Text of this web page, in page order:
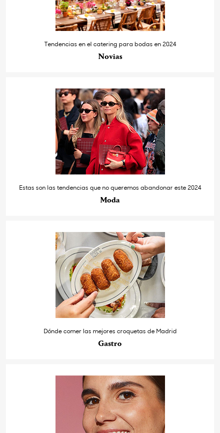
Tendencias en el catering para bodas en 2024
Novias
Estas son las tendencias que no queremos abandonar este 2024
Moda
Dónde comer las mejores croquetas de Madrid
Gastro